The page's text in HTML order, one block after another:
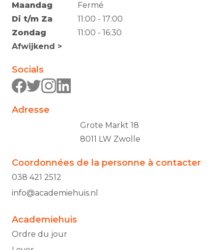
Maandag
Di t/m Za
Zondag
Afwijkend >
Fermé
11:00 - 17:00
11:00 - 16:30
Socials
Adresse
Grote Markt 18
8011 LW Zwolle
Coordonnées de la personne à contacter
038 421 2512
info@academiehuis.nl
Academiehuis
Ordre du jour